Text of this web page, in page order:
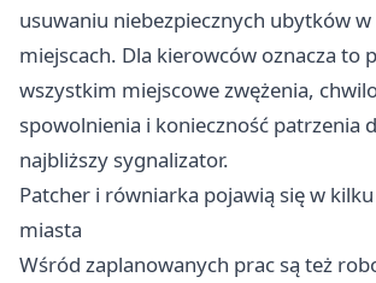
usuwaniu niebezpiecznych ubytków
miejscach. Dla kierowców oznacza to
wszystkim miejscowe zwężenia,
spowolnienia i konieczność patrzenia
najbliższy sygnalizator.
Patcher i równiarka pojawią się w
miasta
Wśród zaplanowanych prac są też